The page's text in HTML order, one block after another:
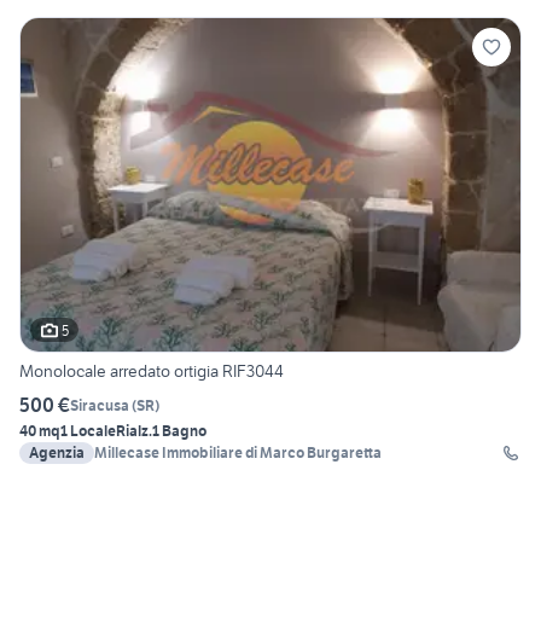
5
Monolocale arredato ortigia RIF3044
500 €Siracusa (SR)
40 mq1 LocaleRialz.1 Bagno
Agenzia Millecase Immobiliare di Marco Burgaretta